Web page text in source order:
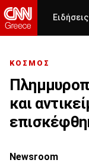
Ειδήσεις
ΚΟΣΜΟΣ
και
Newsroom